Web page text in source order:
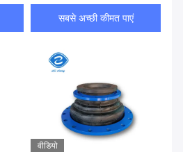
सबसे अच्छी कीमत पाएं
वीडियो